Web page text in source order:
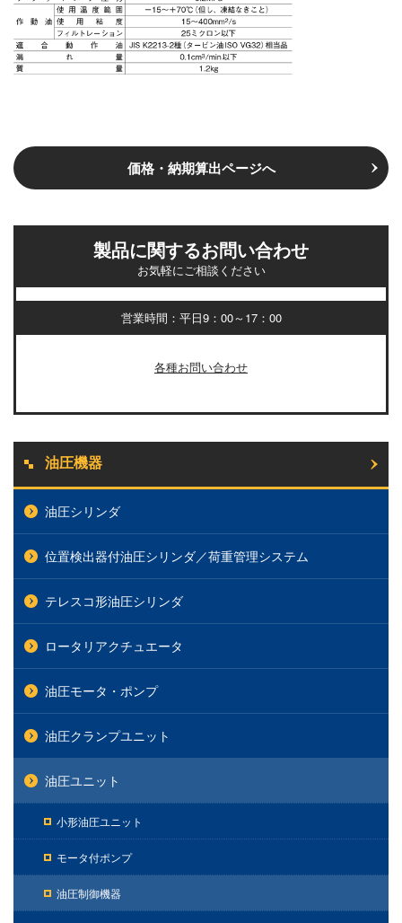
価格・納期算出ページへ
製品に関するお問い合わせ
お気軽にご相談ください
営業時間：平日9：00～17：00
各種お問い合わせ
油圧機器
油圧シリンダ
位置検出器付油圧シリンダ／荷重管理システム
テレスコ形油圧シリンダ
ロータリアクチュエータ
油圧モータ・ポンプ
油圧クランプユニット
油圧ユニット
小形油圧ユニット
モータ付ポンプ
油圧制御機器